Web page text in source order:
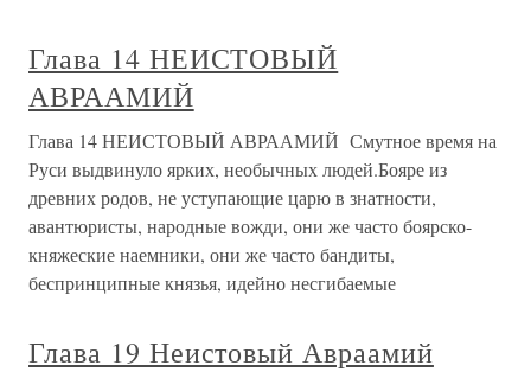
Глава 14 НЕИСТОВЫЙ
АВРААМИЙ
Глава 14 НЕИСТОВЫЙ АВРААМИЙ Смутное время на
Руси выдвинуло ярких, необычных людей.Бояре из
древних родов, не уступающие царю в знатности,
авантюристы, народные вожди, они же часто боярско-
княжеские наемники, они же часто бандиты,
беспринципные князья, идейно несгибаемые
Глава 19 Неистовый Авраамий